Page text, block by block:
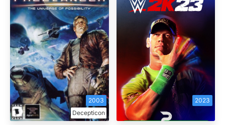
Decepticon
2003 2023